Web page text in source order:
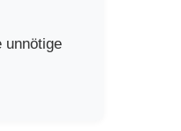
unnötige